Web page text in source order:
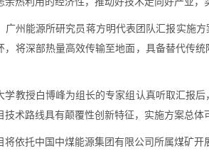
广州能源所研究员蒋方明代表团队汇报实施
，将深部热量高效传输至地面，具备替代传
学教授白博峰为组长的专家组认真听取汇报
技术路线具有颠覆性创新特征，实施方案总
将依托中国中煤能源集团有限公司所属煤矿开